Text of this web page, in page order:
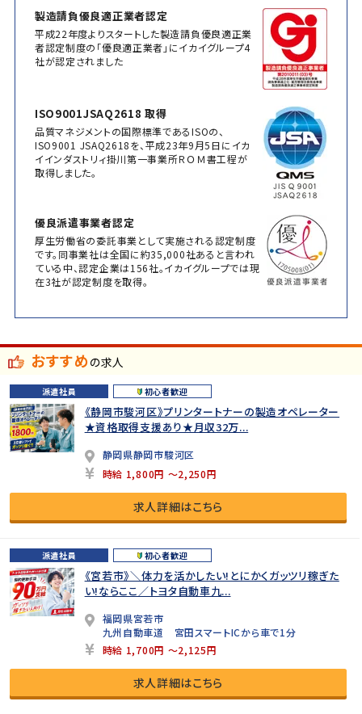
製造請負優良適正業者認定
平成22年度よりスタートした製造請負優良適正業
者認定制度の「優良適正業者」にイカイグループ4
社が認定されました
ISO9001JSAQ2618 取得
品質マネジメントの国際標準であるISOの、
ISO9001 JSAQ2618を、平成23年9月5日にイカ
イインダストリィ掛川第一事業所ＲＯＭ書工程が
取得しました。
優良派遣事業者認定
厚生労働省の委託事業として実施される認定制度
です。同事業社は全国に約35,000社あると言われ
ている中、認定企業は156社。イカイグループでは現
在3社が認定制度を取得。
おすすめの求人
派遣社員 初心者歓迎
《静岡市駿河区》プリンタートナーの製造オペレーター
★資格取得支援あり★月収32万...
静岡県静岡市駿河区
時給 1,800円 ～2,250円
求人詳細はこちら
派遣社員 初心者歓迎
《宮若市》＼体力を活かしたい!とにかくガッツリ稼ぎた
い!ならここ／トヨタ自動車九...
福岡県宮若市
九州自動車道 宮田スマートICから車で1分
時給 1,700円 ～2,125円
求人詳細はこちら